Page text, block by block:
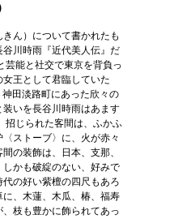
ん）について書かれたも
川時雨『近代美人伝』だ
能と社交で東京を背負っ
王として君臨していた
田淡路町にあった欣々の
いを長谷川時雨はあます
じられた客間は、ふかふ
ストーブ〉に、火が赤々
の装飾は、日本、支那、
かも破綻のない、好みで
の好い紫檀の四尺もあろ
、木蓮、木瓜、椿、福寿
枝も豊かに飾られてあっ